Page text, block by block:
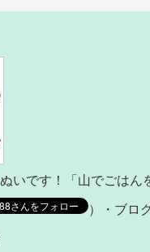
いです！「山でごはん
）・ブロ